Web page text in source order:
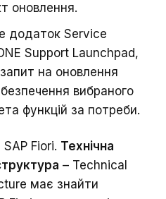
оновлення.
додаток Service
Support Launchpad,
на оновлення
вибраного
функцій за потреби.
Fiori. Технічна
– Technical
має знайти